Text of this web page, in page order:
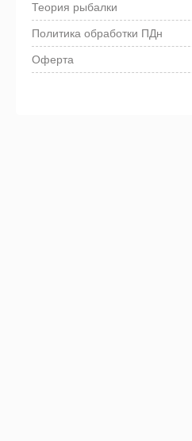
Теория рыбалки
Политика обработки ПДн
Оферта